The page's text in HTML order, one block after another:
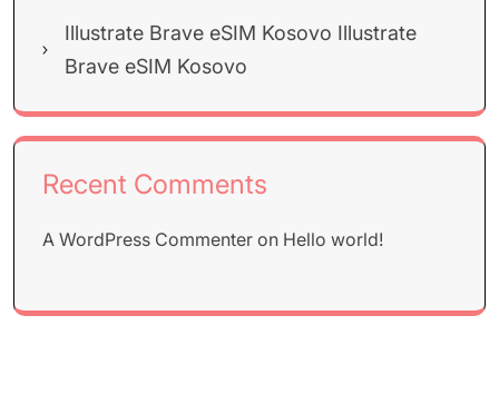
Illustrate Brave eSIM Kosovo Illustrate
Brave eSIM Kosovo
Recent Comments
A WordPress Commenter on Hello world!